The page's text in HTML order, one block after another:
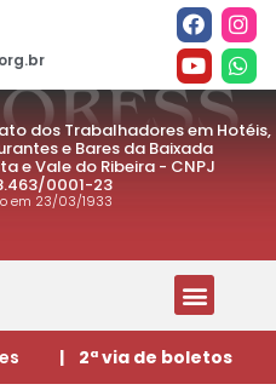
dos Trabalhadores em Hotéis,
e Bares da Baixada
e Vale do Ribeira - CNPJ
0001-23
em 23/03/1933
| 2ª via de boletos